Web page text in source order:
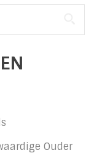
Ouder